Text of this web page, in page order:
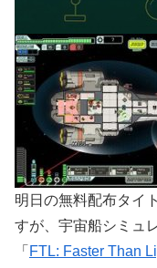
明日の無料配布タイ
すが、宇宙船シミュ
「 FTL: Faster Than